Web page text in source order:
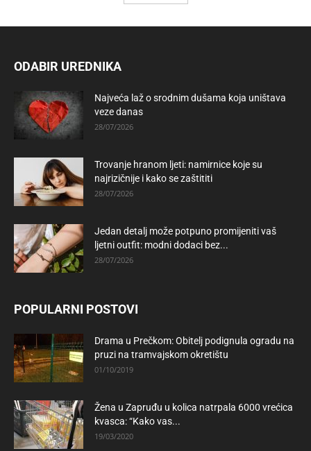
ODABIR UREDNIKA
Najveća laž o srodnim dušama koja uništava
veze danas
28/07/2026
Trovanje hranom ljeti: namirnice koje su
najrizičnije i kako se zaštititi
28/07/2026
Jedan detalj može potpuno promijeniti vaš
ljetni outfit: modni dodaci bez...
28/07/2026
POPULARNI POSTOVI
Drama u Prečkom: Obitelj podignula ogradu na
pruzi na tramvajskom okretištu
01/10/2019
Žena u Zapruđu u kolica natrpala 6000 vrećica
kvasca: “Kako vas...
19/03/2020